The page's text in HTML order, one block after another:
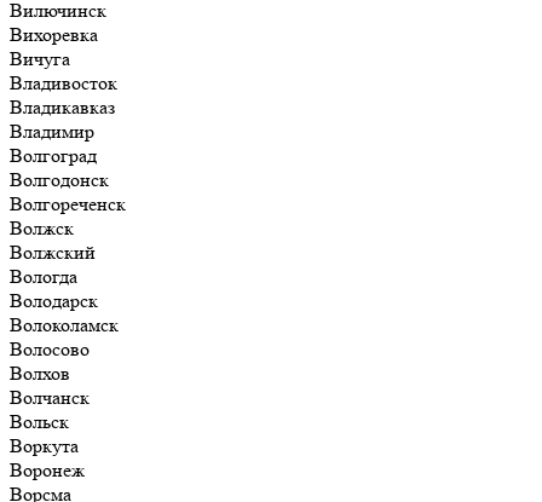
Вилючинск
Вихоревка
Вичуга
Владивосток
Владикавказ
Владимир
Волгоград
Волгодонск
Волгореченск
Волжск
Волжский
Вологда
Володарск
Волоколамск
Волосово
Волхов
Волчанск
Вольск
Воркута
Воронеж
Ворсма